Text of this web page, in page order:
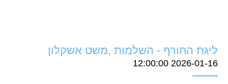
ליגת החורף - השלמות ,משט אשקלון
2026-01-16 12:00:00